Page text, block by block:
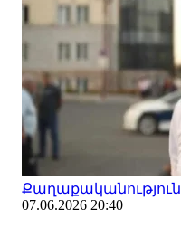
Քաղաքականություն
07.06.2026 20:40